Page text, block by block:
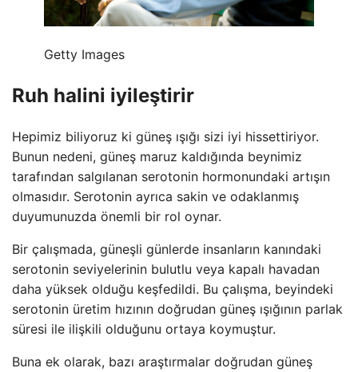
Getty Images
Ruh halini iyileştirir
Hepimiz biliyoruz ki güneş ışığı sizi iyi hissettiriyor.
Bunun nedeni, güneş maruz kaldığında beynimiz
tarafından salgılanan serotonin hormonundaki artışın
olmasıdır. Serotonin ayrıca sakin ve odaklanmış
duyumunuzda önemli bir rol oynar.
Bir çalışmada, güneşli günlerde insanların kanındaki
serotonin seviyelerinin bulutlu veya kapalı havadan
daha yüksek olduğu keşfedildi. Bu çalışma, beyindeki
serotonin üretim hızının doğrudan güneş ışığının parlak
süresi ile ilişkili olduğunu ortaya koymuştur.
Buna ek olarak, bazı araştırmalar doğrudan güneş